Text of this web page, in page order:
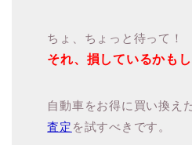
ちょ、ちょっと待って！
それ、損しているかもし
自動車をお得に買い換え
査定 を試すべきです。